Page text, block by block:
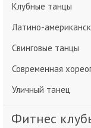
Клубные танцы
Латино-
Свинговые танцы
Современная
Уличный танец
Фитнес